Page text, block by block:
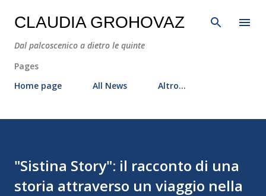
Passa ai contenuti principali
CLAUDIA GROHOVAZ
Dal palcoscenico a dietro le quinte
Pages
Home page
All News Altro…
"Sistina Story": il racconto di una
storia attraverso un viaggio nella